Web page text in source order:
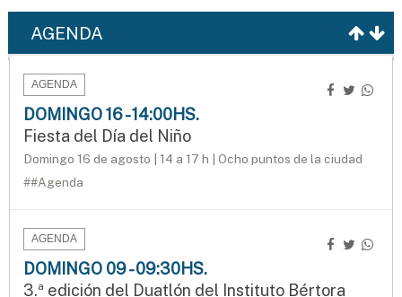
AGENDA
AGENDA
DOMINGO 16 - 14:00HS.
Fiesta del Día del Niño
Domingo 16 de agosto | 14 a 17 h | Ocho puntos de la ciudad
##Agenda
AGENDA
DOMINGO 09 - 09:30HS.
3.ª edición del Duatlón del Instituto Bértora